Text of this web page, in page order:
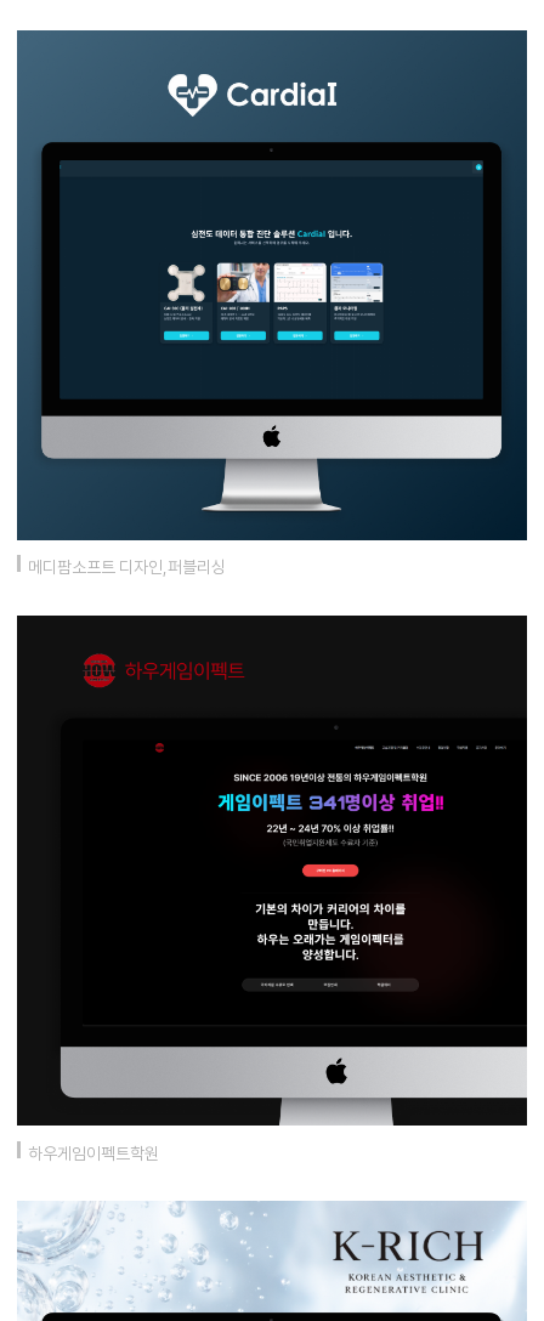
메디팜소프트 디자인,퍼블리싱
하우게임이펙트학원